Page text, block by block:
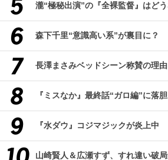
瀧“極秘出演”の『全裸監督』はどう
森下千里“意識高い系”が裏目に？
長澤まさみベッドシーン称賛の理由
『ミスなか』最終話“ガロ編”に落
『水ダウ』コジマジックが炎上中
山崎賢人＆広瀬すず、すれ違い破